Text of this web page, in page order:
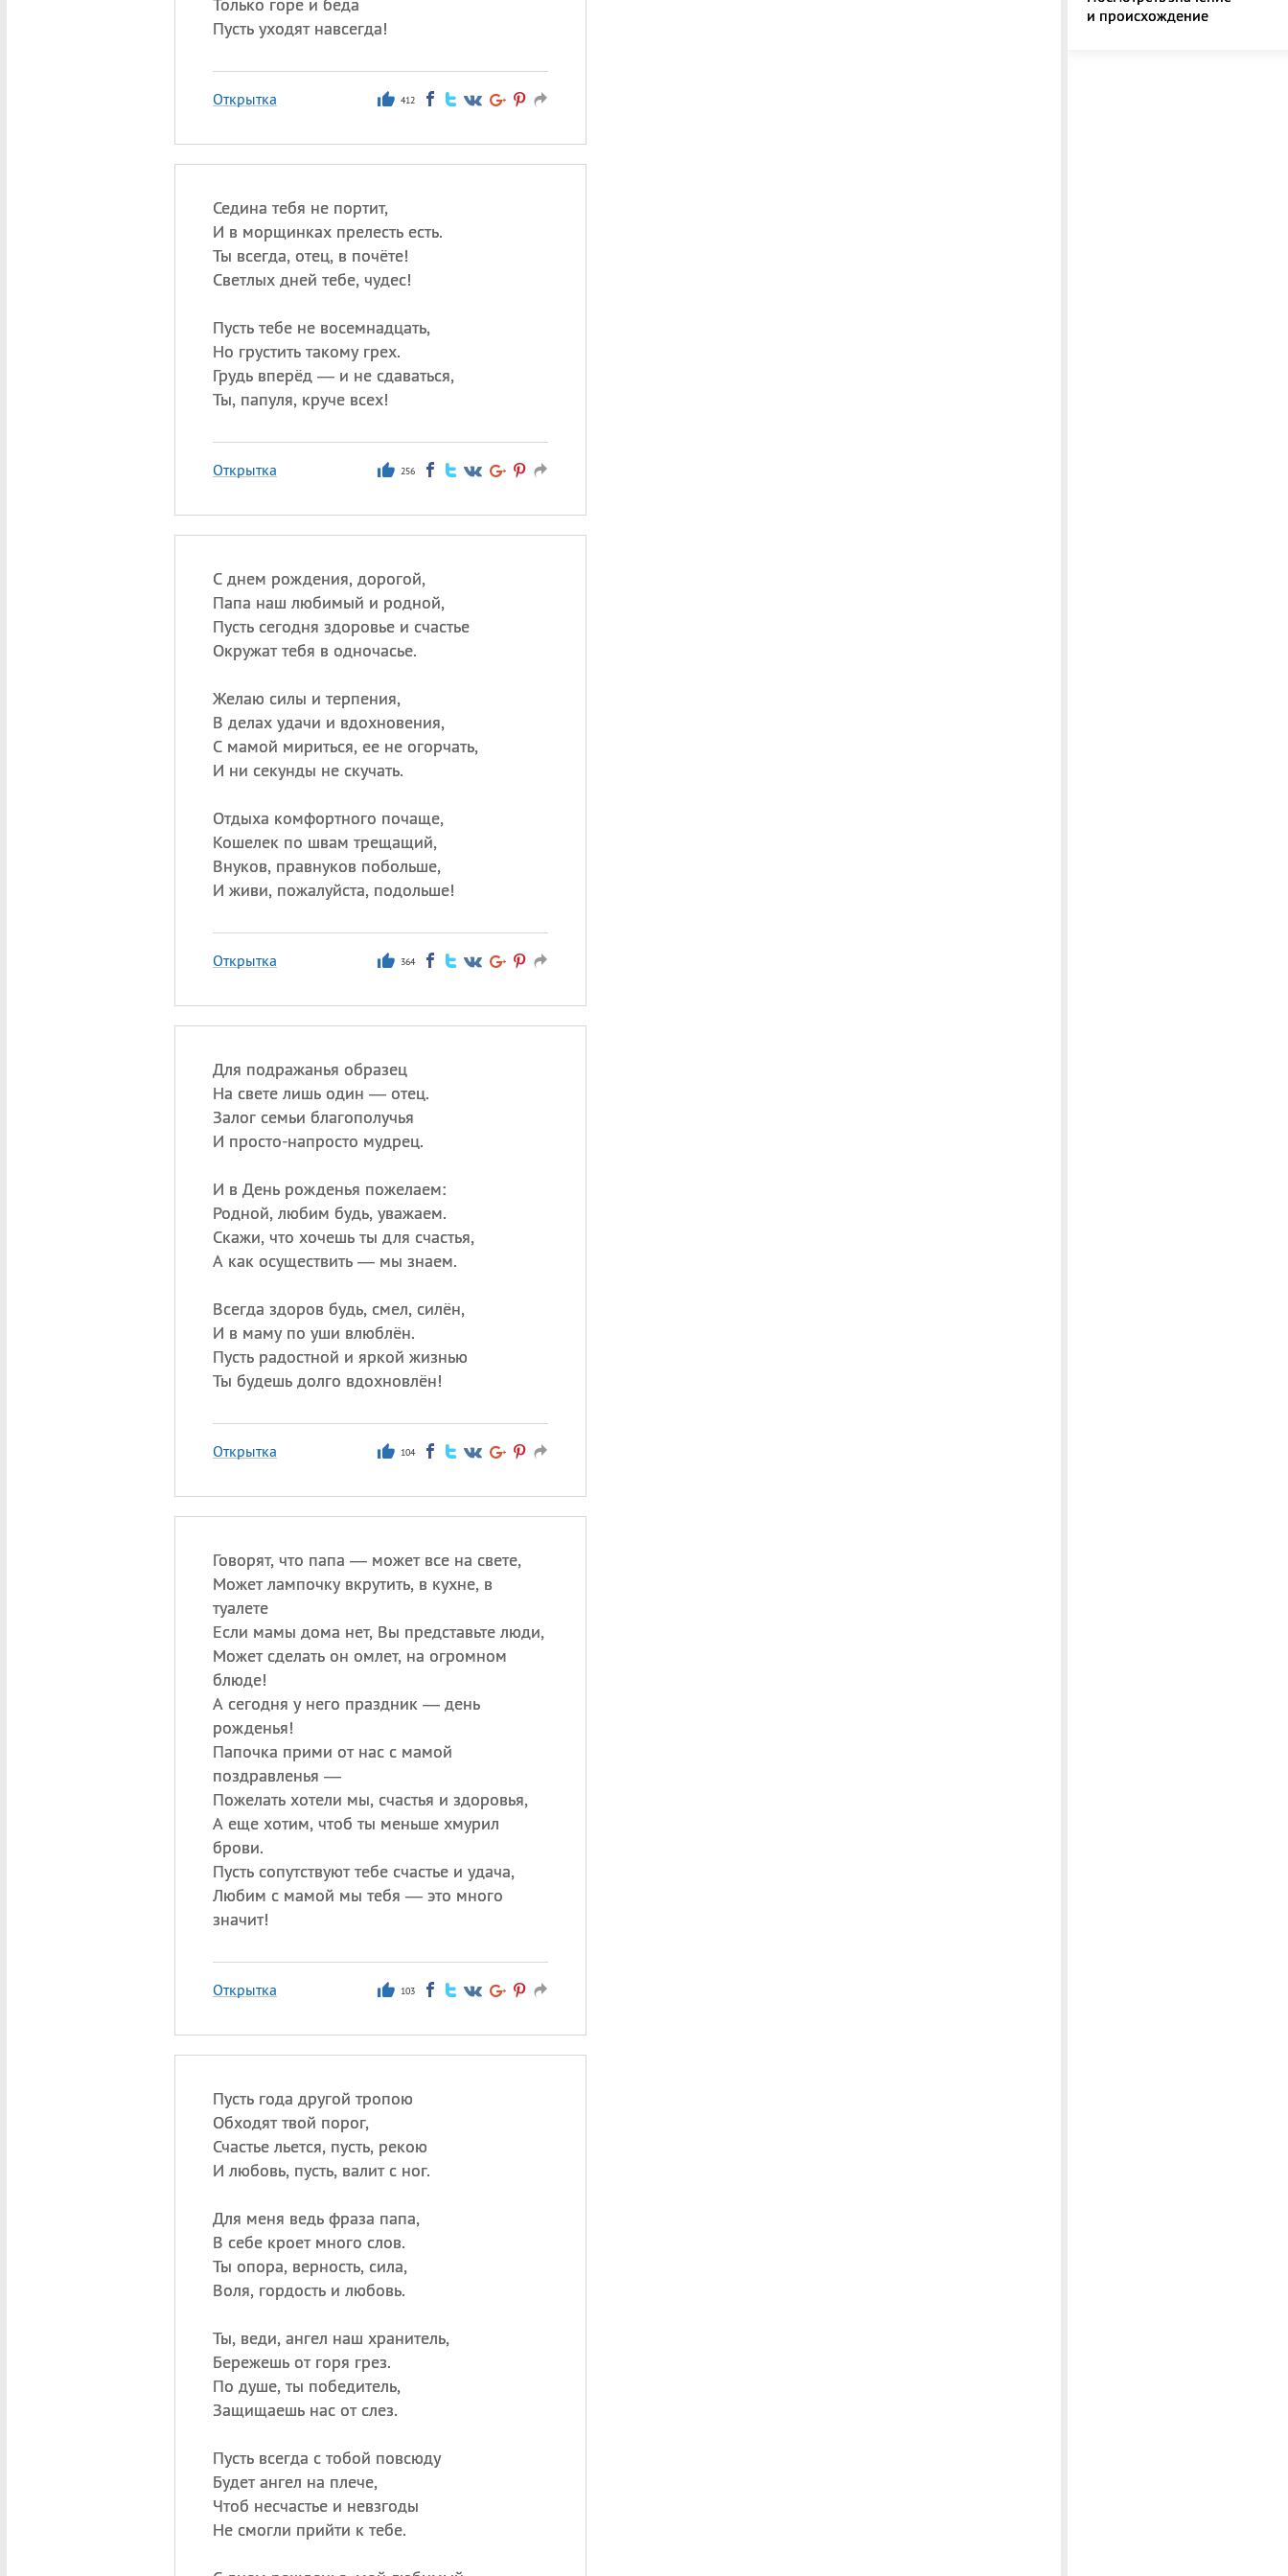
Пусть уходят навсегда!
Открытка 412
Седина тебя не портит,
И в морщинках прелесть есть.
Ты всегда, отец, в почёте!
Светлых дней тебе, чудес!
Пусть тебе не восемнадцать,
Но грустить такому грех.
Грудь вперёд — и не сдаваться,
Ты, папуля, круче всех!
Открытка 256
С днем рождения, дорогой,
Папа наш любимый и родной,
Пусть сегодня здоровье и счастье
Окружат тебя в одночасье.
Желаю силы и терпения,
В делах удачи и вдохновения,
С мамой мириться, ее не огорчать,
И ни секунды не скучать.
Отдыха комфортного почаще,
Кошелек по швам трещащий,
Внуков, правнуков побольше,
И живи, пожалуйста, подольше!
Открытка 364
Для подражанья образец
На свете лишь один — отец.
Залог семьи благополучья
И просто-напросто мудрец.
И в День рожденья пожелаем:
Родной, любим будь, уважаем.
Скажи, что хочешь ты для счастья,
А как осуществить — мы знаем.
Всегда здоров будь, смел, силён,
И в маму по уши влюблён.
Пусть радостной и яркой жизнью
Ты будешь долго вдохновлён!
Открытка 104
Говорят, что папа — может все на свете,
Может лампочку вкрутить, в кухне, в
туалете
Если мамы дома нет, Вы представьте люди,
Может сделать он омлет, на огромном
блюде!
А сегодня у него праздник — день
рожденья!
Папочка прими от нас с мамой
поздравленья —
Пожелать хотели мы, счастья и здоровья,
А еще хотим, чтоб ты меньше хмурил
брови.
Пусть сопутствуют тебе счастье и удача,
Любим с мамой мы тебя — это много
значит!
Открытка 103
Пусть года другой тропою
Обходят твой порог,
Счастье льется, пусть, рекою
И любовь, пусть, валит с ног.
Для меня ведь фраза папа,
В себе кроет много слов.
Ты опора, верность, сила,
Воля, гордость и любовь.
Ты, веди, ангел наш хранитель,
Бережешь от горя грез.
По душе, ты победитель,
Защищаешь нас от слез.
Пусть всегда с тобой повсюду
Будет ангел на плече,
Чтоб несчастье и невзгоды
Не смогли прийти к тебе.
и происхождение